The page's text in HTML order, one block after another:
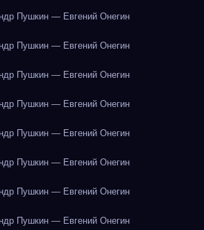
Пушкин — Евгений Онегин
Пушкин — Евгений Онегин
Пушкин — Евгений Онегин
Пушкин — Евгений Онегин
Пушкин — Евгений Онегин
Пушкин — Евгений Онегин
Пушкин — Евгений Онегин
Пушкин — Евгений Онегин